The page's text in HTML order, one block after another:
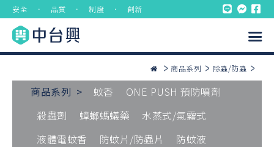
安全 ． 品質 ． 制度 ． 創新
商品系列 除蟲/防蟲
商品系列 > 蚊香
ONE PUSH 預防噴劑
殺蟲劑
蟑螂螞蟻藥
水蒸式/氣霧式
液體電蚊香
防蚊片/防蟲片
防蚊液